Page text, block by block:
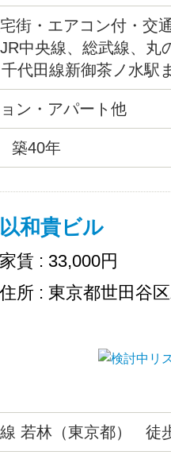
宅街・エアコン付・交
中央線、総武線、丸
代田線新御茶ノ水駅
4分、千代田線湯島
、JR総武線秋葉原駅
ン・アパート他
築40年
以和貴ビル
家賃 : 33,000円
住所 : 東京都世田谷
若林（東京都） 徒